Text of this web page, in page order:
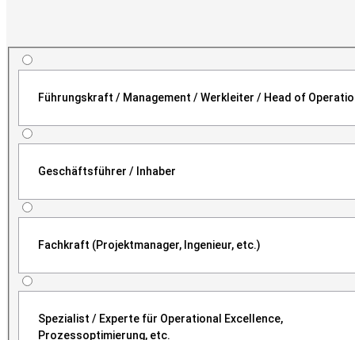
Führungskraft / Management / Werkleiter / Head of
Geschäftsführer / Inhaber
Fachkraft (Projektmanager, Ingenieur, etc.)
Spezialist / Experte für Operational Excellence,
Prozessoptimierung, etc.